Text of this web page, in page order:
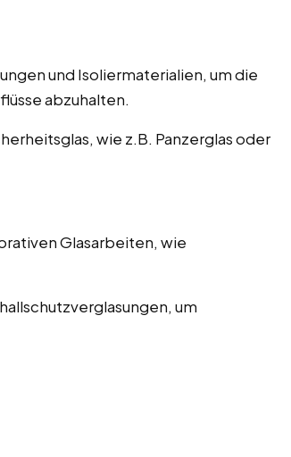
und Isoliermaterialien, um die
abzuhalten.
wie z.B. Panzerglas oder
Glasarbeiten, wie
um